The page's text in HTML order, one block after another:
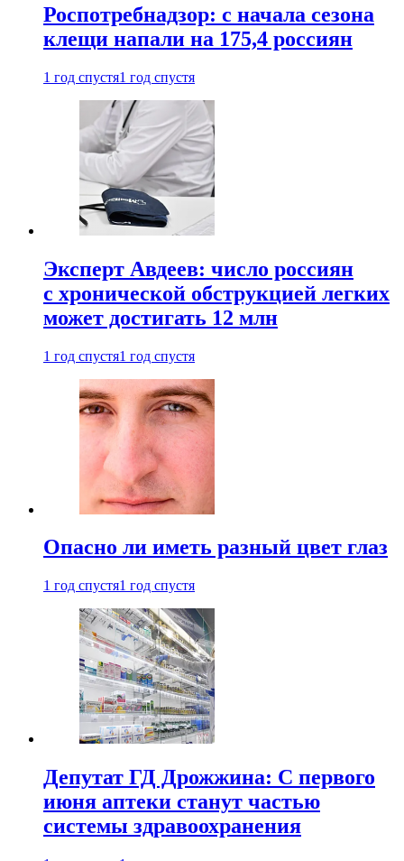
Роспотребнадзор: с начала сезона
клещи напали на 175,4 россиян
1 год спустя1 год спустя
Эксперт Авдеев: число россиян
с хронической обструкцией легких
может достигать 12 млн
1 год спустя1 год спустя
Опасно ли иметь разный цвет глаз
1 год спустя1 год спустя
Депутат ГД Дрожжина: С первого
июня аптеки станут частью
системы здравоохранения